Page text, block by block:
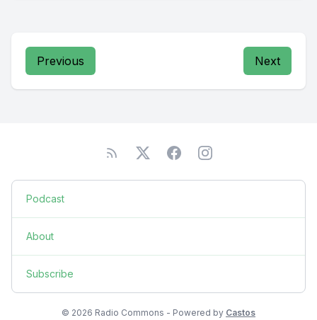
Previous Next
Podcast
About
Subscribe
© 2026 Radio Commons - Powered by Castos